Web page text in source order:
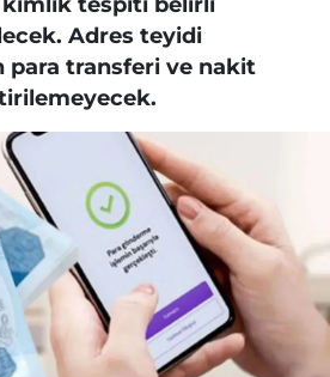
Adres teyidi
para transferi ve nakit